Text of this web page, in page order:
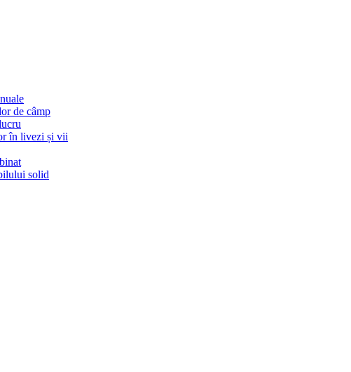
de câmp
în livezi și vii
solid